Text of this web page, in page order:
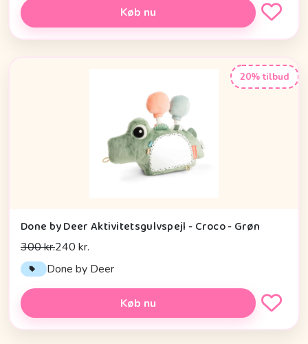
Køb nu
20% tilbud
Done by Deer Aktivitetsgulvspejl - Croco - Grøn
300 kr.240 kr.
Done by Deer
Køb nu